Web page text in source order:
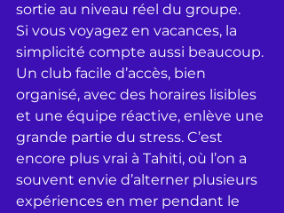
sortie au niveau réel du groupe.
Si vous voyagez en vacances, la
simplicité compte aussi beaucoup.
Un club facile d’accès, bien
organisé, avec des horaires lisibles
et une équipe réactive, enlève une
grande partie du stress. C’est
encore plus vrai à Tahiti, où l’on a
souvent envie d’alterner plusieurs
expériences en mer pendant le